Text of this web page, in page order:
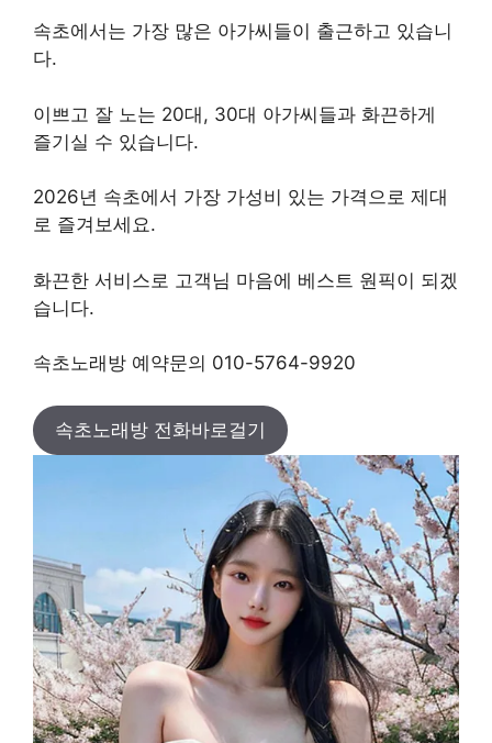
속초에서는 가장 많은 아가씨들이 출근하고 있습니
다.
이쁘고 잘 노는 20대, 30대 아가씨들과 화끈하게
즐기실 수 있습니다.
2026년 속초에서 가장 가성비 있는 가격으로 제대
로 즐겨보세요.
화끈한 서비스로 고객님 마음에 베스트 원픽이 되겠
습니다.
속초노래방 예약문의 010-5764-9920
속초노래방 전화바로걸기